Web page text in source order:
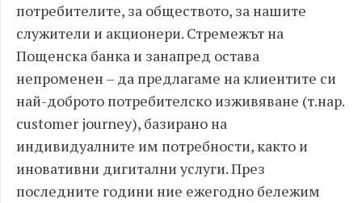
потребителите, за обществото, за нашите
служители и акционери. Стремежът на
Пощенска банка и занапред остава
непроменен – да предлагаме на клиентите си
най-доброто потребителско изживяване (т.нар.
customer journey), базирано на
индивидуалните им потребности, както и
иновативни дигитални услуги. През
последните години ние ежегодно бележим